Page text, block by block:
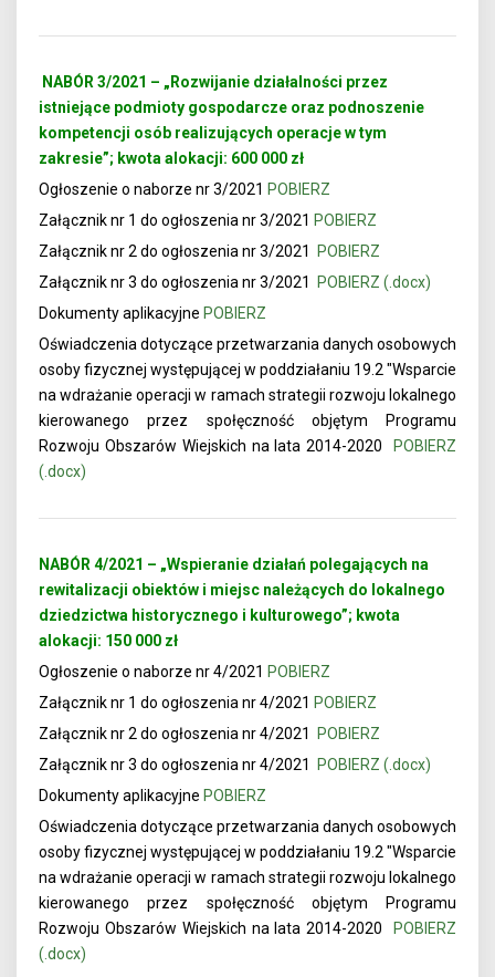
NABÓR 3/2021 – „Rozwijanie działalności przez
istniejące podmioty gospodarcze oraz podnoszenie
kompetencji osób realizujących operacje w tym
zakresie”; kwota alokacji: 600 000 zł
Ogłoszenie o naborze nr 3/2021 POBIERZ
Załącznik nr 1 do ogłoszenia nr 3/2021 POBIERZ
Załącznik nr 2 do ogłoszenia nr 3/2021
POBIERZ
Załącznik nr 3 do ogłoszenia nr 3/2021
POBIERZ (.docx)
Dokumenty aplikacyjne POBIERZ
Oświadczenia dotyczące przetwarzania danych osobowych
osoby fizycznej występującej w poddziałaniu 19.2 "Wsparcie
na wdrażanie operacji w ramach strategii rozwoju lokalnego
kierowanego przez społęczność objętym Programu
Rozwoju Obszarów Wiejskich na lata 2014-2020
POBIERZ
(.docx)
NABÓR 4/2021 – „Wspieranie działań polegających na
rewitalizacji obiektów i miejsc należących do lokalnego
dziedzictwa historycznego i kulturowego”; kwota
alokacji: 150 000 zł
Ogłoszenie o naborze nr 4/2021 POBIERZ
Załącznik nr 1 do ogłoszenia nr 4/2021 POBIERZ
Załącznik nr 2 do ogłoszenia nr 4/2021
POBIERZ
Załącznik nr 3 do ogłoszenia nr 4/2021
POBIERZ (.docx)
Dokumenty aplikacyjne POBIERZ
Oświadczenia dotyczące przetwarzania danych osobowych
osoby fizycznej występującej w poddziałaniu 19.2 "Wsparcie
na wdrażanie operacji w ramach strategii rozwoju lokalnego
kierowanego przez społęczność objętym Programu
Rozwoju Obszarów Wiejskich na lata 2014-2020
POBIERZ
(.docx)